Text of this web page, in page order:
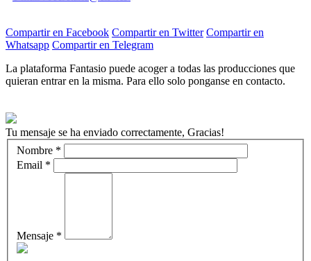
Compartir en Facebook Compartir en Twitter Compartir en
Whatsapp Compartir en Telegram
La plataforma Fantasio puede acoger a todas las producciones que
quieran entrar en la misma. Para ello solo ponganse en contacto.
Tu mensaje se ha enviado correctamente, Gracias!
Nombre *
Email *
Mensaje *